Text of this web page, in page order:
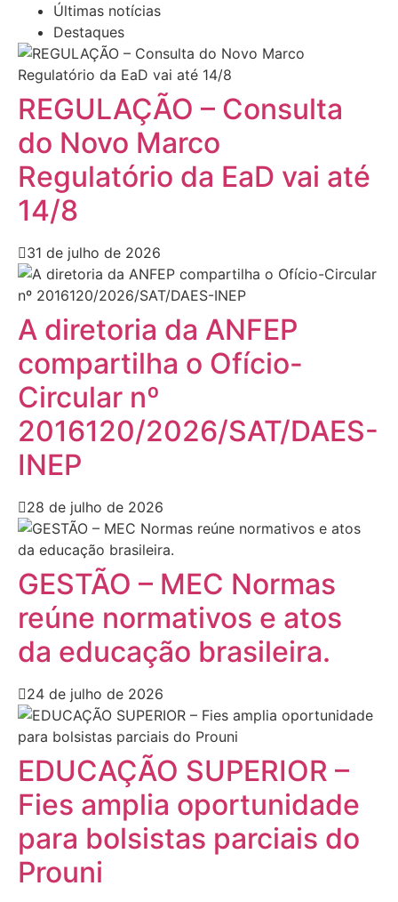
Últimas notícias
Destaques
REGULAÇÃO – Consulta
do Novo Marco
Regulatório da EaD vai até
14/8
31 de julho de 2026
A diretoria da ANFEP
compartilha o Ofício-
Circular nº
2016120/2026/SAT/DAES-
INEP
28 de julho de 2026
GESTÃO – MEC Normas
reúne normativos e atos
da educação brasileira.
24 de julho de 2026
EDUCAÇÃO SUPERIOR –
Fies amplia oportunidade
para bolsistas parciais do
Prouni